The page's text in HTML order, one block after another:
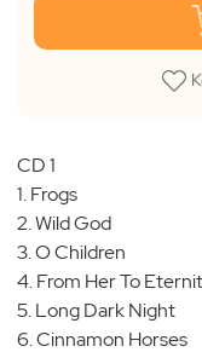
CD 1
1.
2.
3. O
4. From
5. Long
6.